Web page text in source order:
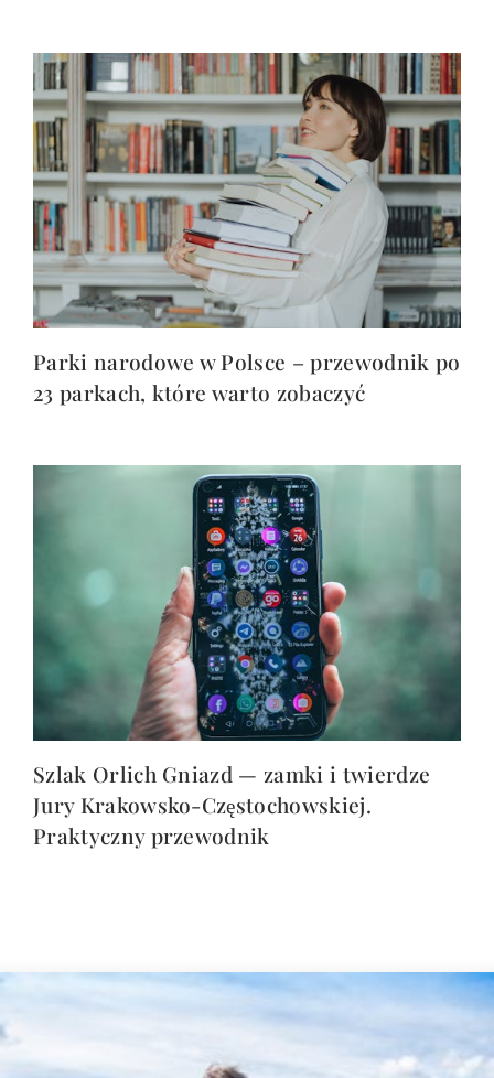
Parki narodowe w Polsce – przewodnik po
23 parkach, które warto zobaczyć
Szlak Orlich Gniazd — zamki i twierdze
Jury Krakowsko-Częstochowskiej.
Praktyczny przewodnik